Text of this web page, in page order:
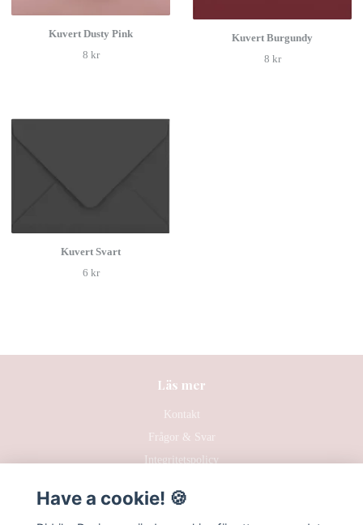
Kuvert Dusty Pink
8 kr
Kuvert Burgundy
8 kr
Kuvert Svart
6 kr
Läs mer
Kontakt
Frågor & Svar
Integritetspolicy
Köpvillkor
Have a cookie! 🍪